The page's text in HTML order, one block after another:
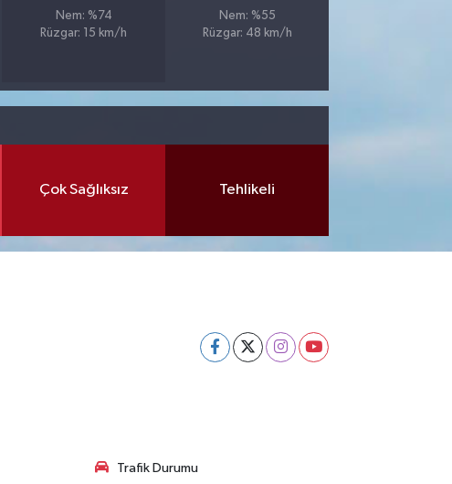
Nem: %74
Rüzgar: 15 km/h
Nem: %55
Rüzgar: 48 km/h
Çok Sağlıksız Tehlikeli
Trafik Durumu